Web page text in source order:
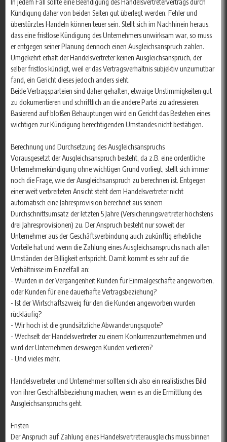
Kündigung daher von beiden Seiten gut überlegt werden. Fehler und
überstürztes Handeln können teuer sein. Stellt sich im Nachhinein heraus,
dass eine fristlose Kündigung des Unternehmers unwirksam war, so muss
er entgegen seiner Planung dennoch einen Ausgleichsanspruch zahlen.
Umgekehrt erhält der Handelsvertreter keinen Ausgleichsanspruch, der
selber fristlos kündigt, weil er das Vertragsverhältnis subjektiv unzumutbar
fand, ein Gericht dieses jedoch anders sieht.
Beide Vertragsparteien sind daher gehalten, etwaige Unstimmigkeiten gut
zu dokumentieren und schriftlich an die andere Partei zu adressieren.
Basierend auf bloßen Behauptungen wird ein Gericht das Bestehen eines
wichtigen zur Kündigung berechtigenden Umstandes nicht bestätigen.
Berechnung und Durchsetzung des Ausgleichsanspruchs
Vorausgesetzt der Ausgleichsanspruch besteht, da z.B. eine ordentliche
Unternehmerkündigung ohne wichtigen Grund vorliegt, stellt sich immer
noch die Frage, wie der Ausgleichsanspruch zu berechnen ist. Entgegen
einer weit verbreiteten Ansicht steht dem Handelsvertreter nicht
automatisch eine Jahresprovision berechnet aus seinem
Durchschnittsumsatz der letzten 5 Jahre (Versicherungsvertreter höchstens
drei Jahresprovisionen) zu. Der Anspruch besteht nur soweit der
Unternehmer aus der Geschäftsverbindung auch zukünftig erhebliche
Vorteile hat und wenn die Zahlung eines Ausgleichsanspruchs nach allen
Umständen der Billigkeit entspricht. Damit kommt es sehr auf die
Verhältnisse im Einzelfall an:
- Wurden in der Vergangenheit Kunden für Einmalgeschäfte angeworben,
oder Kunden für eine dauerhafte Vertragsbeziehung?
- Ist der Wirtschaftszweig für den die Kunden angeworben wurden
rückläufig?
- Wir hoch ist die grundsätzliche Abwanderungsquote?
- Wechselt der Handelsvertreter zu einem Konkurrenzunternehmen und
wird der Unternehmen deswegen Kunden verlieren?
- Und vieles mehr.
Handelsvertreter und Unternehmer sollten sich also ein realistisches Bild
von ihrer Geschäftsbeziehung machen, wenn es an die Ermittlung des
Ausgleichsanspruchs geht.
Fristen
Der Anspruch auf Zahlung eines Handelsvertreterausgleichs muss binnen